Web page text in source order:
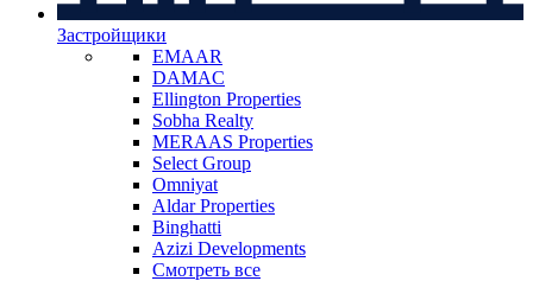
Застройщики
EMAAR
DAMAC
Ellington Properties
Sobha Realty
MERAAS Properties
Select Group
Omniyat
Aldar Properties
Binghatti
Azizi Developments
Смотреть все